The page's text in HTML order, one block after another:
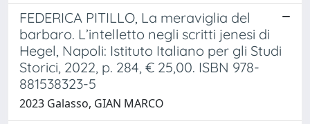
FEDERICA PITILLO, La meraviglia del
barbaro. L’intelletto negli scritti jenesi di
Hegel, Napoli: Istituto Italiano per gli Studi
Storici, 2022, p. 284, € 25,00. ISBN 978-
881538323-5
2023 Galasso, GIAN MARCO